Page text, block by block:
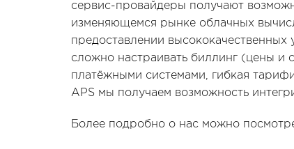
сервис-провайдеры получают
изменяющемся рынке облачных
предоставлении
сложно настраивать биллинг (цены и
платёжными системами, гибкая
APS мы получаем возможность
Более подробно о нас можно